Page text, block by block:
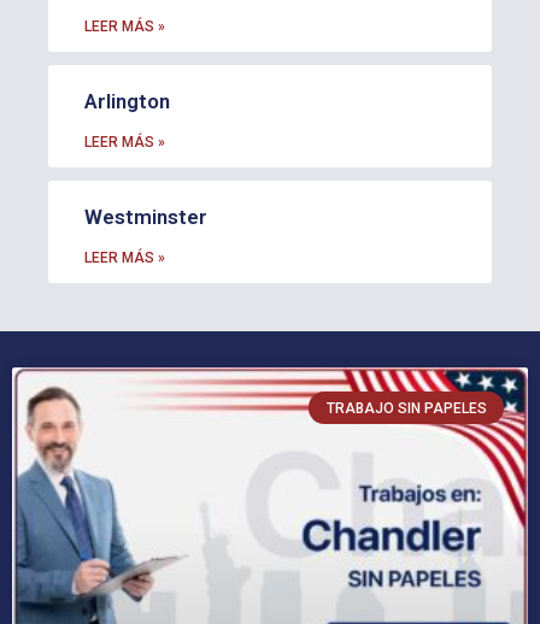
LEER MÁS »
Arlington
LEER MÁS »
Westminster
LEER MÁS »
TRABAJO SIN PAPELES